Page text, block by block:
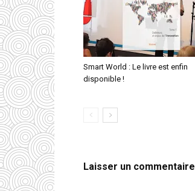
Smart World : Le livre est enfin
disponible !
Laisser un commentaire